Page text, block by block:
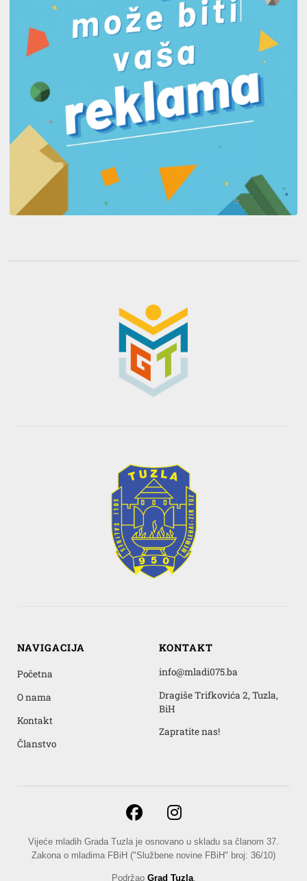
NAVIGACIJA
Početna
O nama
Kontakt
Članstvo
KONTAKT
info@mladi075.ba
Dragiše Trifkovića 2, Tuzla,
BiH
Zapratite nas!
Vijeće mladih Grada Tuzla je osnovano u skladu sa članom 37.
Zakona o mladima FBiH ("Službene novine FBiH" broj: 36/10)
Podržao Grad Tuzla.